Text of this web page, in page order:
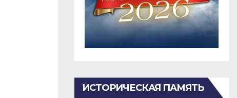
ИСТОРИЧЕСКАЯ ПАМЯТЬ